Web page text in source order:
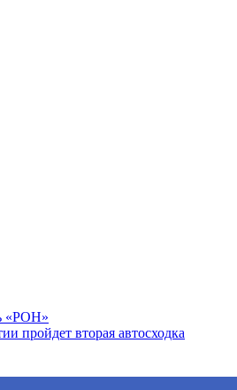
«РОН»
пройдет вторая автосходка